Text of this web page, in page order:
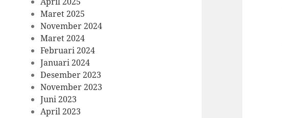
Maret 2025
November 2024
Maret 2024
Februari 2024
Januari 2024
Desember 2023
November 2023
Juni 2023
April 2023